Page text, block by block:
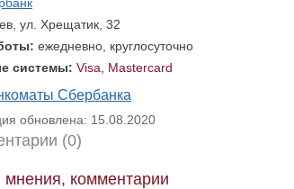
ул. Хрещатик, 32
ежедневно, круглосуточно
системы: Visa, Mastercard
Сбербанка
обновлена: 15.08.2020
(0)
комментарии